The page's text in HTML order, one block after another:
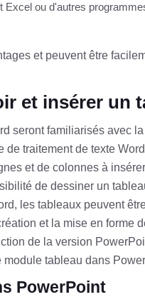
Excel ou d'autres
et peuvent être
et insérer un
seront familiarisés avec
de traitement de texte
et de colonnes à
de dessiner un
les tableaux peuvent
et la mise en forme
de la version
tableau dans
PowerPoint